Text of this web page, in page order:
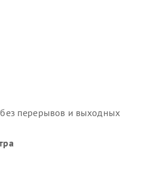
перерывов и выходных